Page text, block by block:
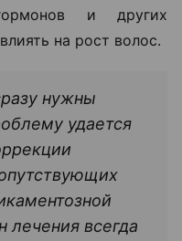
и других
на рост волос.
нужны
удается
лечения всегда